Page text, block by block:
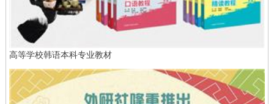
高等学校韩语本科专业教材